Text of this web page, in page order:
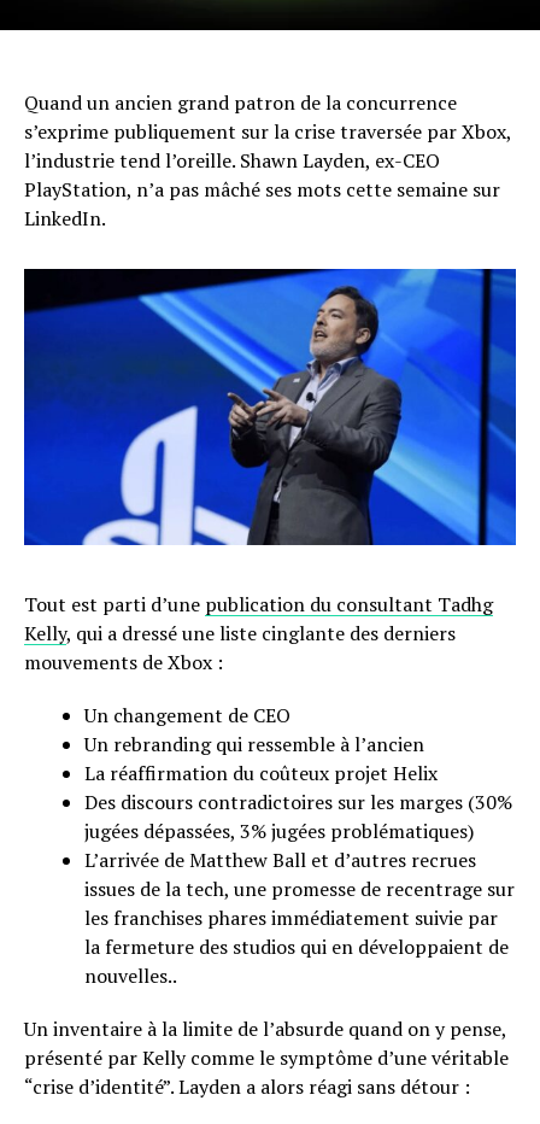
Quand un ancien grand patron de la concurrence
s’exprime publiquement sur la crise traversée par Xbox,
l’industrie tend l’oreille. Shawn Layden, ex-CEO
PlayStation, n’a pas mâché ses mots cette semaine sur
LinkedIn.
Tout est parti d’une publication du consultant Tadhg
Kelly, qui a dressé une liste cinglante des derniers
mouvements de Xbox :
Un changement de CEO
Un rebranding qui ressemble à l’ancien
La réaffirmation du coûteux projet Helix
Des discours contradictoires sur les marges (30%
jugées dépassées, 3% jugées problématiques)
L’arrivée de Matthew Ball et d’autres recrues
issues de la tech, une promesse de recentrage sur
les franchises phares immédiatement suivie par
la fermeture des studios qui en développaient de
nouvelles..
Un inventaire à la limite de l’absurde quand on y pense,
présenté par Kelly comme le symptôme d’une véritable
“crise d’identité”. Layden a alors réagi sans détour :